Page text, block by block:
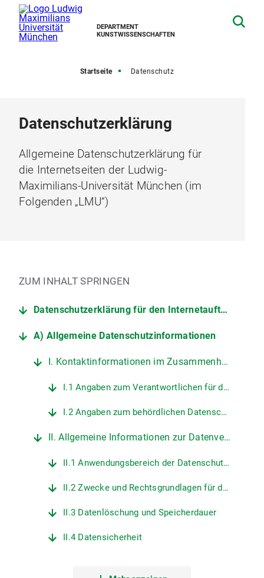
DEPARTMENT
KUNSTWISSENSCHAFTEN
Startseite Datenschutz
Datenschutzerklärung
Allgemeine Datenschutzerklärung für
die Internetseiten der Ludwig-
Maximilians-Universität München (im
Folgenden „LMU“)
ZUM INHALT SPRINGEN
Datenschutzerklärung für den Internetauftritt der LMU
A) Allgemeine Datenschutzinformationen
I. Kontaktinformationen im Zusammenhang mit dem Internetauftritt der LMU
I.1 Angaben zum Verantwortlichen für den Datenschutz an der LMU
I.2 Angaben zum behördlichen Datenschutzbeauftragten der LMU
II. Allgemeine Informationen zur Datenverarbeitung auf den Internetseiten der LMU
II.1 Anwendungsbereich der Datenschutzerklärung
II.2 Zwecke und Rechtsgrundlagen für die Verarbeitung personenbezogener Daten
II.3 Datenlöschung und Speicherdauer
II.4 Datensicherheit